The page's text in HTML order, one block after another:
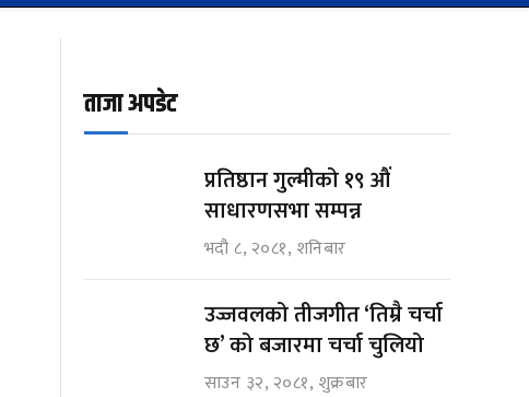
ताजा अपडेट
प्रतिष्ठान गुल्मीको १९ औं
साधारणसभा सम्पन्न
भदौ ८, २०८१, शनिबार
उज्जवलको तीजगीत ‘तिम्रै चर्चा
छ’ को बजारमा चर्चा चुलियो
साउन ३२, २०८१, शुक्रबार